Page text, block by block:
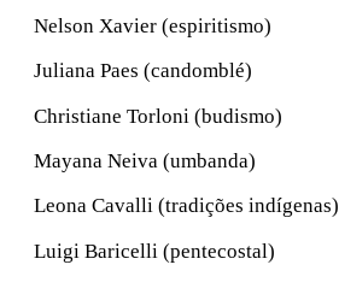
Nelson Xavier (espiritismo)
Juliana Paes (candomblé)
Christiane Torloni (budismo)
Mayana Neiva (umbanda)
Leona Cavalli (tradições indígenas)
Luigi Baricelli (pentecostal)